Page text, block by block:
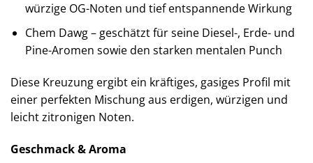
würzige OG-Noten und tief entspannende Wirkung
Chem Dawg – geschätzt für seine Diesel-, Erde- und
Pine-Aromen sowie den starken mentalen Punch
Diese Kreuzung ergibt ein kräftiges, gasiges Profil mit
einer perfekten Mischung aus erdigen, würzigen und
leicht zitronigen Noten.
Geschmack & Aroma